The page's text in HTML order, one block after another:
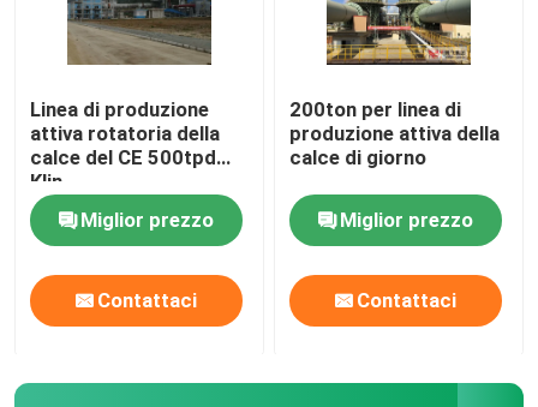
Linea di produzione
attiva rotatoria della
calce del CE 500tpd
Klin
Miglior prezzo
Contattaci
200ton per linea di
produzione attiva della
calce di giorno
Miglior prezzo
Contattaci